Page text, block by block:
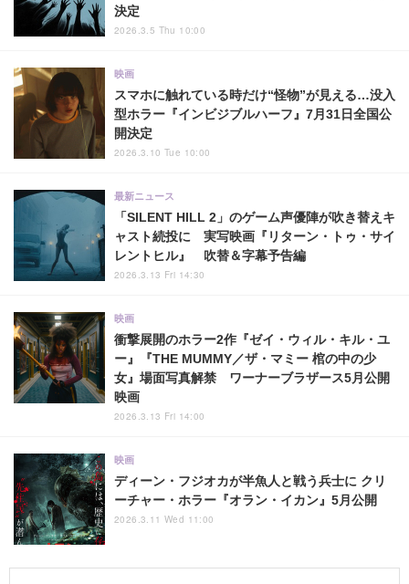
決定
2026.3.5 Thu 10:00
スマホに触れている時だけ“怪物”が見える…没入
型ホラー『インビジブルハーフ』7月31日全国公
開決定
映画
2026.3.10 Tue 10:00
「SILENT HILL 2」のゲーム声優陣が吹き替えキ
ャスト続投に 実写映画『リターン・トゥ・サイ
レントヒル』 吹替＆字幕予告編
最新ニュース
2026.3.13 Fri 14:30
衝撃展開のホラー2作『ゼイ・ウィル・キル・ユ
ー』『THE MUMMY／ザ・マミー 棺の中の少
女』場面写真解禁 ワーナーブラザース5月公開
映画
映画
2026.3.13 Fri 14:00
ディーン・フジオカが半魚人と戦う兵士に クリ
ーチャー・ホラー『オラン・イカン』5月公開
映画
2026.3.11 Wed 11:00